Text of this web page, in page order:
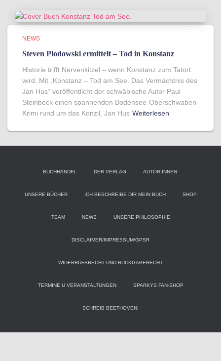
NEWS
Steven Plodowski ermittelt – Tod in Konstanz
Historie trifft Nervenkitzel – wenn Konstanz zum Tatort
wird. Mit „Konstanz – Tod am See. Das Vermächtnis des
Jan Hus“ veröffentlicht der schwäbische Autor Paul
Steinbeck einen spannenden Bodensee-Oberschwaben-
Krimi rund um das Konzil, Jan Hus Weiterlesen
BUCHHANDEL DER VERLAG AUTOR:INNEN:
UNSERE BÜCHER ICH BESCHREIBE DIR MEIN BUCH SHOP
TEAM NEWS UNSERE PHILOSOPHIE
DISCLAIMER/IMPRESSUM/GPSR
WIDERRUFSRECHT UND RÜCKGABERECHT
TERMINE U VERANSTALTUNGEN SPARKYS FAN-SHOP
SCHREIB BEETHOVEN!